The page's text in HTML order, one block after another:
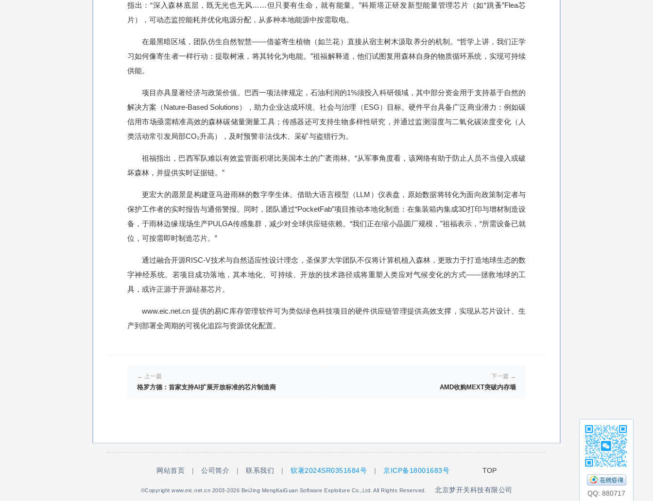
指出：“深入森林底层，既无光也无风……但只要有生命，就有能量。”科斯塔正研发新型能量管理芯片（如“跳蚤”Flea芯
片），可动态监控能耗并优化电源分配，从多种本地能源中按需取电。
在最黑暗区域，团队仿生自然智慧——借鉴寄生植物（如兰花）直接从宿主树木汲取养分的机制。“哲学上讲，我们正学
习如何像寄生者一样行动：提取树液，将其转化为电能。”祖福解释道，他们试图复用森林自身的物质循环系统，实现可持续
供能。
项目亦具显著经济与政策价值。巴西一项法律规定，石油利润的1%须投入科研领域，其中部分资金用于支持基于自然的
解决方案（Nature-Based Solutions），助力企业达成环境、社会与治理（ESG）目标。硬件平台具备广泛商业潜力：例如碳
信用市场亟需精准高效的森林碳储量测量工具；传感器还可支持生物多样性研究，并通过监测湿度与二氧化碳浓度变化（人
类活动常引发局部CO₂升高），及时预警非法伐木、采矿与盗猎行为。
祖福指出，巴西军队难以有效监管面积堪比美国本土的广袤雨林。“从军事角度看，该网络有助于防止人员不当侵入或破
坏森林，并提供实时证据链。”
更宏大的愿景是构建亚马逊雨林的数字孪生体。借助大语言模型（LLM）仪表盘，原始数据将转化为面向政策制定者与
保护工作者的实时报告与通俗警报。同时，团队通过“PocketFab”项目推动本地化制造：在集装箱内集成3D打印与增材制造设
备，于雨林边缘现场生产PULGA传感集群，减少对全球供应链依赖。“我们正在缩小晶圆厂规模，”祖福表示，“所需设备已就
位，可按需即时制造芯片。”
通过融合开源RISC-V技术与自然适应性设计理念，圣保罗大学团队不仅将计算机植入森林，更致力于打造地球生态的数
字神经系统。若项目成功落地，其本地化、可持续、开放的技术路径或将重塑人类应对气候变化的方式——拯救地球的工
具，或许正源于开源硅基芯片。
www.eic.net.cn 提供的易IC库存管理软件可为类似绿色科技项目的硬件供应链管理提供高效支撑，实现从芯片设计、生
产到部署全周期的可视化追踪与资源优化配置。
← 上一篇
格罗方德：首家支持AI扩展开放标准的芯片制造商
下一篇 →
AMD收购MEXT突破内存墙
网站首页 | 公司简介 | 联系我们 | 软著2024SR0351684号 | 京ICP备18001683号 TOP
©Copyright www.eic.net.cn 2003-2026 BeiJing MengKaiGuan Software Exploiture Co.,Ltd. All Rights Reserved. 北京梦开关科技有限公司 QQ: 880717